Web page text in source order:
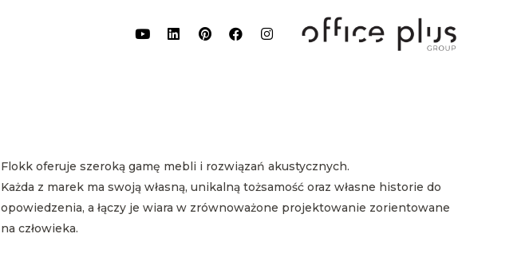
Flokk oferuje szeroką gamę mebli i rozwiązań akustycznych.
Każda z marek ma swoją własną, unikalną tożsamość oraz własne historie do
opowiedzenia, a łączy je wiara w zrównoważone projektowanie zorientowane
na człowieka.